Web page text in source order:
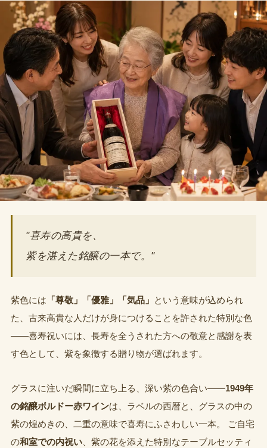
"喜寿の高貴を、
紫を湛えた銘醸の一本で。"
紫色には 「尊敬」「優雅」「気品」 という意味が込められ
た、古来高貴な人だけが身につけることを許された特別な色
——喜寿祝いには、長寿を全うされた方への敬意と感謝を表
す色として、紫を象徴する贈り物が選ばれます。
グラスに注いだ瞬間に立ち上る、深い紫の色合い——1949年
の銘醸ボルドー赤ワインは、ラベルの西暦と、グラスの中の
紫の煌めきの、二重の意味で喜寿にふさわしい一本。 ご自宅
の和室での内祝い 、紫の花を添えた特別なテーブルセッティ